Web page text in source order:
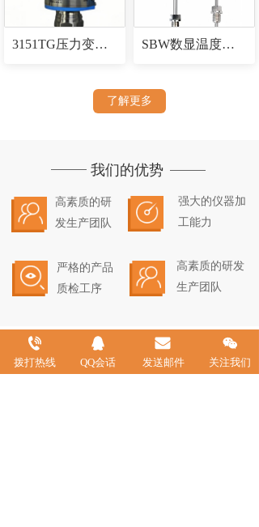
3151TG压力变送器 SBW数显温度传感器
了解更多
我们的优势
高素质的研
发生产团队
严格的产品
质检工序
强大的仪器加
工能力
高素质的研发
生产团队
拨打热线 QQ会话 发送邮件 关注我们
公司新闻